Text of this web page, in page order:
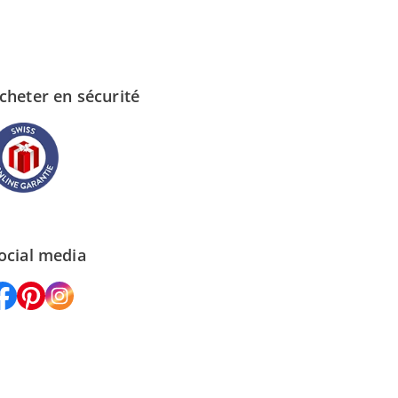
en sécurité
media